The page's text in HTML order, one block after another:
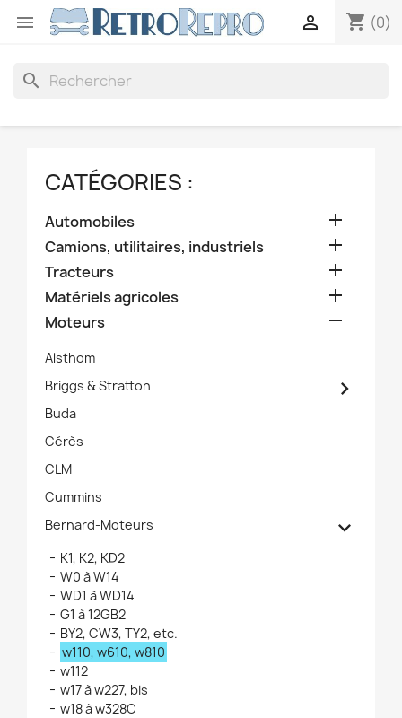
 shopping_cart (0)

search
CATÉGORIES :
Automobiles 
Camions, utilitaires, industriels 
Tracteurs 
Matériels agricoles 
Moteurs 
Alsthom
Briggs & Stratton

Buda
Cérès
CLM
Cummins
Bernard-Moteurs

K1, K2, KD2
W0 à W14
WD1 à WD14
G1 à 12GB2
BY2, CW3, TY2, etc.
w110, w610, w810
w112
w17 à w227, bis
w18 à w328C